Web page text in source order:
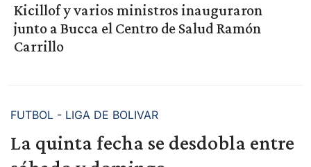
Kicillof y varios ministros inauguraron
junto a Bucca el Centro de Salud Ramón
Carrillo
FUTBOL - LIGA DE BOLIVAR
La quinta fecha se desdobla entre